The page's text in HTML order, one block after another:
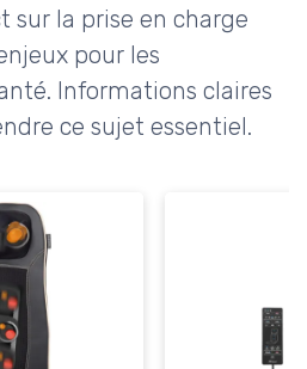
sur la prise en charge
pour les
Informations claires
ce sujet essentiel.